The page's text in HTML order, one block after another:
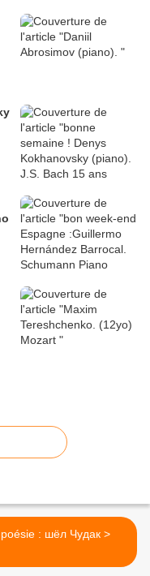
poésie : шёл Чудак >